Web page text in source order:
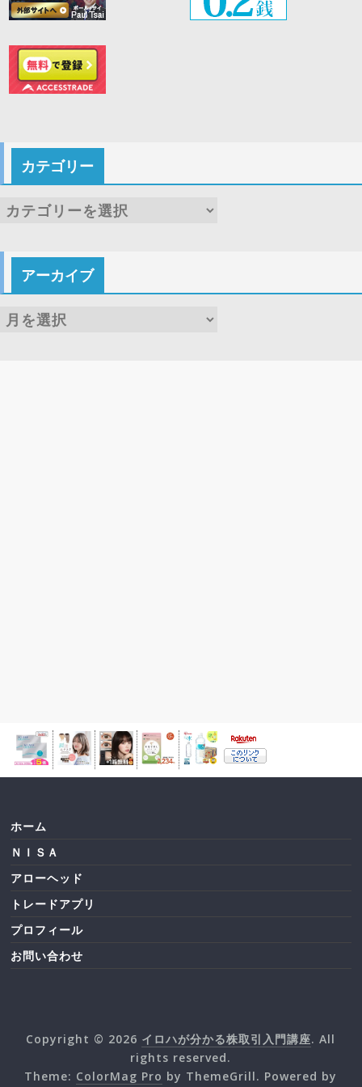
カテゴリー
カ
ゴ
ー
アーカイブ
ア
ホーム
ＮＩＳＡ
アローヘッド
トレードアプリ
プロフィール
お問い合わせ
Copyright © 2026 イロハが分かる株取引入門講座. All
rights reserved.
Theme: ColorMag Pro by ThemeGrill. Powered by